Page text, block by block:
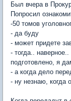
Был вчера в
Попросил
-50 томов
- да буду
- может придете
- тогда..
подготовлено, я
- а когда дело
- ну незнаю, когда